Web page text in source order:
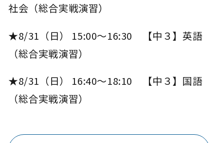
社会（総合実戦演習）
★8/31（日） 15:00～16:30 【中３】英語
（総合実戦演習）
★8/31（日） 16:40～18:10 【中３】国語
（総合実戦演習）